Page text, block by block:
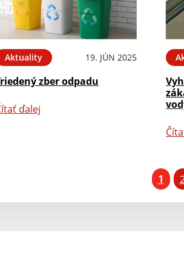
Aktuality 19. JÚN 2025
zber odpadu
ďalej
1